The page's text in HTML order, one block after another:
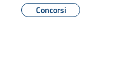
Concorsi